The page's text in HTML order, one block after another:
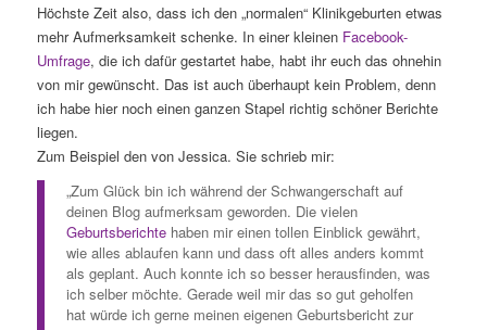
Höchste Zeit also, dass ich den „normalen“ Klinikgeburten etwas
mehr Aufmerksamkeit schenke. In einer kleinen Facebook-
Umfrage, die ich dafür gestartet habe, habt ihr euch das ohnehin
von mir gewünscht. Das ist auch überhaupt kein Problem, denn
ich habe hier noch einen ganzen Stapel richtig schöner Berichte
liegen.
Zum Beispiel den von Jessica. Sie schrieb mir:
„Zum Glück bin ich während der Schwangerschaft auf
deinen Blog aufmerksam geworden. Die vielen
Geburtsberichtehaben mir einen tollen Einblick gewährt,
wie alles ablaufen kann und dass oft alles anders kommt
als geplant. Auch konnte ich so besser herausfinden, was
ich selber möchte. Gerade weil mir das so gut geholfen
hat würde ich gerne meinen eigenen Geburtsbericht zur